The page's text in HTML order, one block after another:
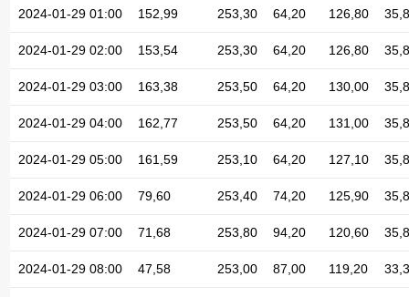
2024-01-29 01:00 152,99 253,30 64,20 126,80
2024-01-29 02:00 153,54 253,30 64,20 126,80
2024-01-29 03:00 163,38 253,50 64,20 130,00
2024-01-29 04:00 162,77 253,50 64,20 131,00
2024-01-29 05:00 161,59 253,10 64,20 127,10
2024-01-29 06:00 79,60 253,40 74,20 125,90
2024-01-29 07:00 71,68 253,80 94,20 120,60
2024-01-29 08:00 47,58 253,00 87,00 119,20